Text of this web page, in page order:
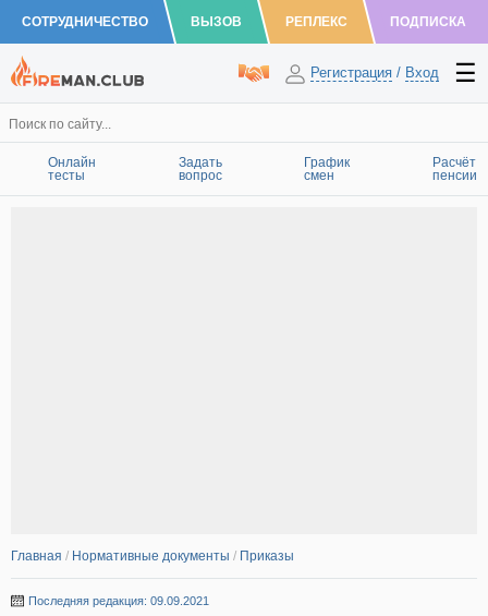
СОТРУДНИЧЕСТВО ВЫЗОВ РЕПЛЕКС ПОДПИСКА
Регистрация / Вход
Онлайн
тесты
Задать
вопрос
График
смен
Расчёт
пенсии
Главная / Нормативные документы / Приказы
Последняя редакция: 09.09.2021